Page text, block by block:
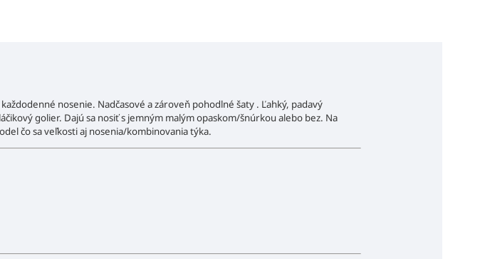
nosenie. Nadčasové a zároveň pohodlné šaty . Ľahký, padavý
golier. Dajú sa nosiť s jemným malým opaskom/šnúrkou alebo bez. Na
čo sa veľkosti aj nosenia/kombinovania týka.